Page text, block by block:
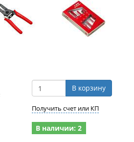
В корзину
Получить счет или КП
В наличии: 2